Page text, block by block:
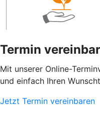
Termin
Mit unserer Online-
und einfach Ihren
Jetzt Termin vereinbaren